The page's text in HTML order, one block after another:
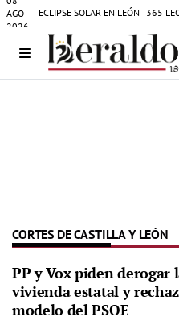
AGO
2026
ECLIPSE SOLAR EN LEÓN 365
CORTES DE CASTILLA Y LEÓN
PP y Vox piden derogar
vivienda estatal y
modelo del PSOE